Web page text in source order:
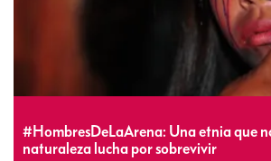
#HombresDeLaArena: Una etnia que
naturaleza lucha por sobrevivir